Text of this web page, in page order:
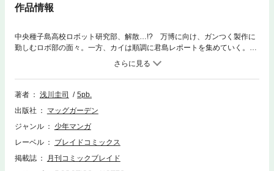
作品情報
中央種子島高校ロボット研究部、解散…!? 万博に向け、ガンつく製作に
勤しむロボ部の面々。一方、カイは順調に君島レポートを集めていく。い
ろんな苦労もありながら、それでも日々を謳歌するカイ達に突然の悲劇が
著者 浅川圭司
5pb.
出版社
マッグガーデン
ジャンル
少年マンガ
レーベル
ブレイドコミックス
掲載誌
月刊コミックブレイド